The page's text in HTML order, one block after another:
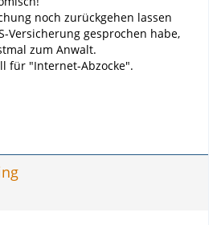
noch zurückgehen lassen
Versicherung gesprochen habe,
zum Anwalt.
für "Internet-Abzocke".